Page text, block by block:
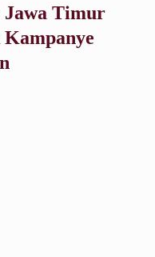
Timur